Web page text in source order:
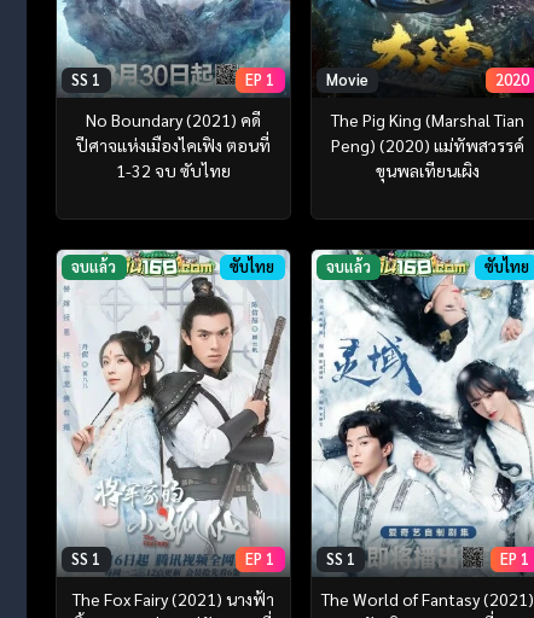
SS 1 EP 1
No Boundary (2021) คดี
ปีศาจแห่งเมืองไคเฟิง ตอนที่
1-32 จบ ซับไทย
Movie 2020
The Pig King (Marshal Tian
Peng) (2020) แม่ทัพสวรรค์
ขุนพลเทียนเผิง
จบแล้ว ซับไทย
SS 1 EP 1
The Fox Fairy (2021) นางฟ้า
จบแล้ว ซับไทย
SS 1 EP 1
The World of Fantasy (2021)